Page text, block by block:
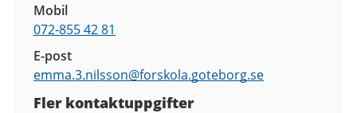
Mobil
072-855 42 81
E-post
emma.3.nilsson@forskola.goteborg.se
Fler kontaktuppgifter